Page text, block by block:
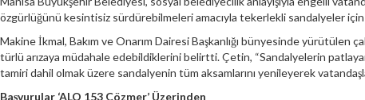
özgürlüğünü kesintisiz sürdürebilmeleri amacıyla tekerlekli sandalyeler
Makine İkmal, Bakım ve Onarım Dairesi Başkanlığı bünyesinde yürütülen
türlü arızaya müdahale edebildiklerini belirtti. Çetin, “Sandalyelerin
tamiri dahil olmak üzere sandalyenin tüm aksamlarını yenileyerek
Başvurular ‘ALO 153 Çözmer’ Üzerinden